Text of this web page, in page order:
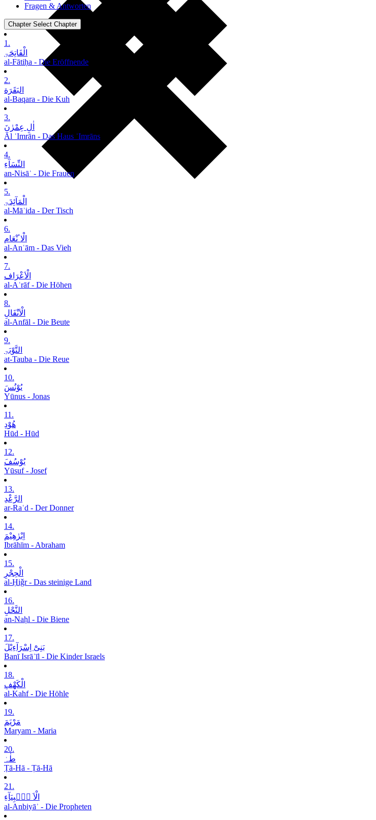
Fragen & Antworten
Chapter Select Chapter
1.
الْفَاتِحَۃِ
al-Fātiḥa - Die Eröffnende
2.
البَقَرَة
al-Baqara - Die Kuh
3.
اٰلِ عِمْرٰنَ
Āl ʿImrān - Das Haus ʿImrāns
4.
النِّسَآءِ
an-Nisāʾ - Die Frauen
5.
الْمَآئِدَۃِ
al-Māʾida - Der Tisch
6.
الْاٴنْعَام
al-Anʿām - Das Vieh
7.
الْاَعْرَاف
al-Aʿrāf - Die Höhen
8.
الْاَنْفَالِ
al-Anfāl - Die Beute
9.
التَّوْبَۃِ
at-Tauba - Die Reue
10.
یُوْنُسَ
Yūnus - Jonas
11.
ھُوْدِ
Hūd - Hūd
12.
یُوْسُفَ
Yūsuf - Josef
13.
الرَّعْدِ
ar-Raʿd - Der Donner
14.
اِبْرٰھِیْمَ
Ibrāhīm - Abraham
15.
الْحِجْرِ
al-Ḥiǧr - Das steinige Land
16.
النَّحْلِ
an-Naḥl - Die Biene
17.
بَنِیْٓ اِسْرَآءِیْلَ
Banī Isrāʾīl - Die Kinder Israels
18.
الْکَھْفِ
al-Kahf - Die Höhle
19.
مَرْیَمَ
Maryam - Maria
20.
طٰہٰ
Ṭā-Hā - Ṭā-Hā
21.
الْاَ نۡۢبِیَآءِ
al-Anbiyāʾ - Die Propheten